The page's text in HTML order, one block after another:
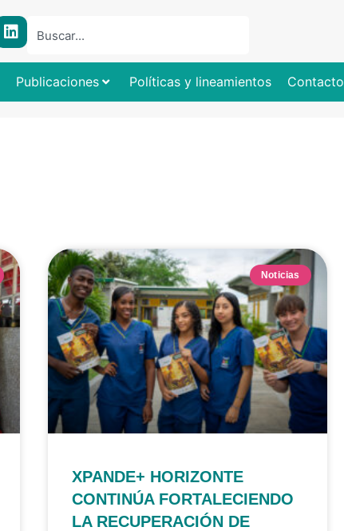
Publicaciones Políticas y lineamientos Contacto
Noticias
XPANDE+ HORIZONTE
CONTINÚA FORTALECIENDO
LA RECUPERACIÓN DE